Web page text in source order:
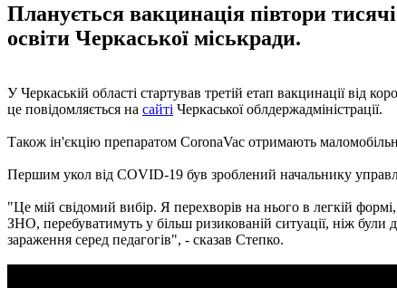
Планується вакцинація півтори
освіти Черкаської міськради.
У Черкаській області стартував третій етап вакцинації від
це повідомляється на сайті Черкаської облдержадміністрації.
Також ін'єкцію препаратом CoronaVac отримають
Першим укол від COVID-19 був зроблений начальнику
"Це мій свідомий вибір. Я перехворів на нього в легкій
ЗНО, перебуватимуть у більш ризикованій ситуації, ніж
зараження серед педагогів", - сказав Степко.